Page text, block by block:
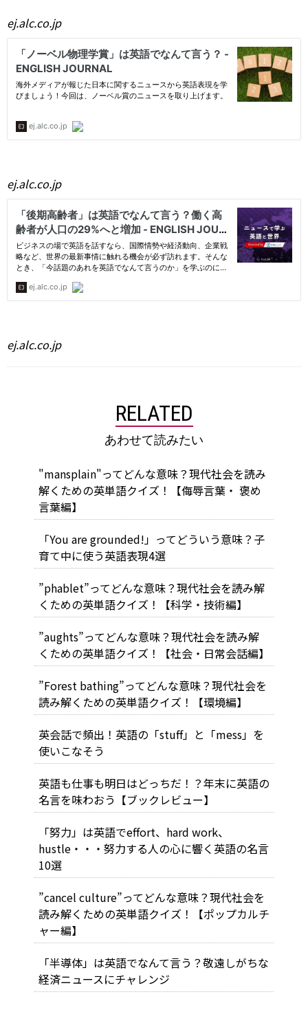
ej.alc.co.jp
ej.alc.co.jp
ej.alc.co.jp
RELATED
あわせて読みたい
"mansplain"ってどんな意味？現代社会を読み
解くための英単語クイズ！【侮辱言葉・ 褒め
言葉編】
「You are grounded!」ってどういう意味？子
育て中に使う英語表現4選
”phablet”ってどんな意味？現代社会を読み解
くための英単語クイズ！【科学・技術編】
”aughts”ってどんな意味？現代社会を読み解
くための英単語クイズ！【社会・日常会話編】
”Forest bathing”ってどんな意味？現代社会を
読み解くための英単語クイズ！【環境編】
英会話で頻出！英語の「stuff」と「mess」を
使いこなそう
英語も仕事も明日はどっちだ！？年末に英語の
名言を味わおう【ブックレビュー】
「努力」は英語でeffort、hard work、
hustle・・・努力する人の心に響く英語の名言
10選
”cancel culture”ってどんな意味？現代社会を
読み解くための英単語クイズ！【ポップカルチ
ャー編】
「半導体」は英語でなんて言う？敬遠しがちな
経済ニュースにチャレンジ